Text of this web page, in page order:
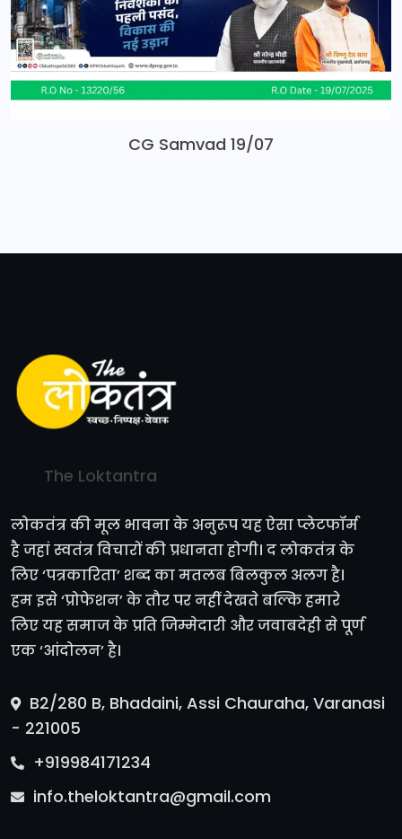
CG Samvad 19/07
The Loktantra
लोकतंत्र की मूल भावना के अनुरूप यह ऐसा प्लेटफॉर्म
है जहां स्वतंत्र विचारों की प्रधानता होगी। द लोकतंत्र के
लिए ‘पत्रकारिता’ शब्द का मतलब बिलकुल अलग है।
हम इसे ‘प्रोफेशन’ के तौर पर नहीं देखते बल्कि हमारे
लिए यह समाज के प्रति जिम्मेदारी और जवाबदेही से पूर्ण
एक ‘आंदोलन’ है।
B2/280 B, Bhadaini, Assi Chauraha, Varanasi
- 221005
+919984171234
info.theloktantra@gmail.com